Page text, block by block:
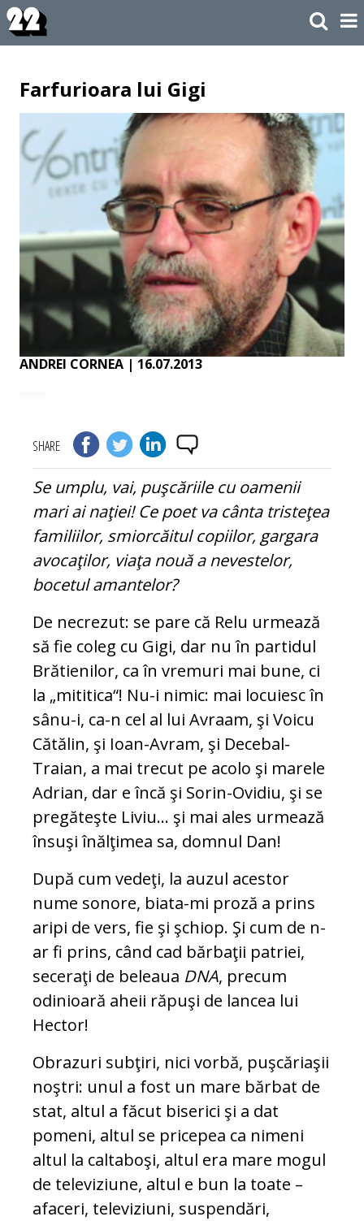
Farfurioara lui Gigi
ANDREI CORNEA | 16.07.2013
SHARE
Se umplu, vai, puşcăriile cu oamenii
mari ai naţiei! Ce poet va cânta tristeţea
familiilor, smiorcăitul copiilor, gargara
avocaţilor, viaţa nouă a nevestelor,
bocetul amantelor?
De necrezut: se pare că Relu urmează
să fie coleg cu Gigi, dar nu în partidul
Bră­tienilor, ca în vremuri mai bune, ci
la „mi­titica“! Nu-i nimic: mai locuiesc în
sânu-i, ca-n cel al lui Avraam, şi Voicu
Cătălin, şi Ioan-Avram, şi Decebal-
Traian, a mai trecut pe acolo şi marele
Adrian, dar e încă şi Sorin-Ovidiu, şi se
pregăteşte Liviu... şi mai ales urmează
însuşi înălţimea sa, dom­nul Dan!
După cum vedeţi, la auzul acestor
nume sonore, bia­ta-mi proză a prins
aripi de vers, fie şi şchiop. Şi cum de n-
ar fi prins, când cad bărbaţii patriei,
seceraţi de beleaua DNA, precum
odinioară aheii răpuşi de lancea lui
Hector!
Obrazuri subţiri, nici vorbă, puşcăriaşii
noştri: unul a fost un mare bărbat de
stat, altul a făcut biserici şi a dat
pomeni, altul se pricepea ca nimeni
altul la caltaboşi, altul era mare mogul
de televiziune, altul e bun la toate –
afaceri, televiziuni, sus­pendări,